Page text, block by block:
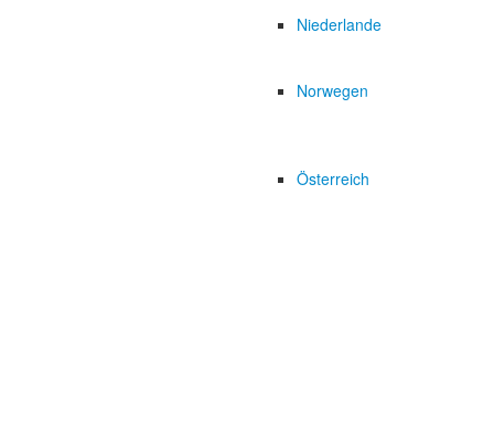
Niederlande
Norwegen
Österreich